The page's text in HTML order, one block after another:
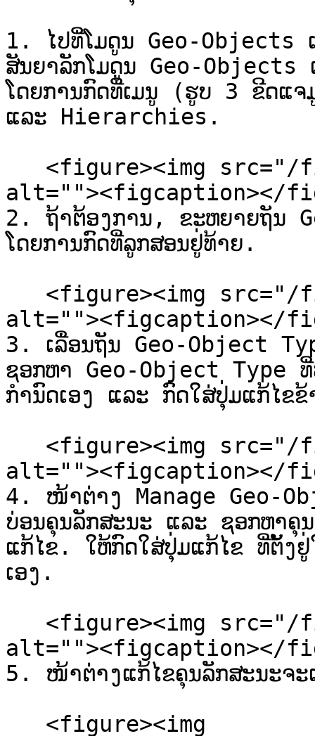
1. ໄປທີ່ໂມດູນ Geo-Objects
ສັນຍາລັກໂມດູນ Geo-
ໂດຍການກົດທີ່ເມນູ (ຮູບ 3 ຂີດແ
ແລະ Hierarchies.
alt=""><figcaption></
2. ຖ້າຕ້ອງການ, ຂະຫຍາຍຖັນ
ໂດຍການກົດທີ່ລູກສອນຢູ່ທ້າຍ.
alt=""><figcaption></
3. ເລື່ອນຖັນ Geo-Object
ຊອກຫາ Geo-Object Type ທີ່
ກໍານົດເອງ ແລະ ກົດໃສ່ປຸ່ມແກ້ໄຂ
alt=""><figcaption></
4. ໜ້າຕ່າງ Manage Geo-
ບ່ອນຄຸນລັກສະນະ ແລະ ຊອກຫາຄຸ
ແກ້ໄຂ. ໃຫ້ກົດໃສ່ປຸ່ມແກ້ໄຂ ທີ່ຕັ້ງຢູ່
ເອງ.
alt=""><figcaption></
5. ໜ້າຕ່າງແກ້ໄຂຄຸນລັກສະນະຈະ